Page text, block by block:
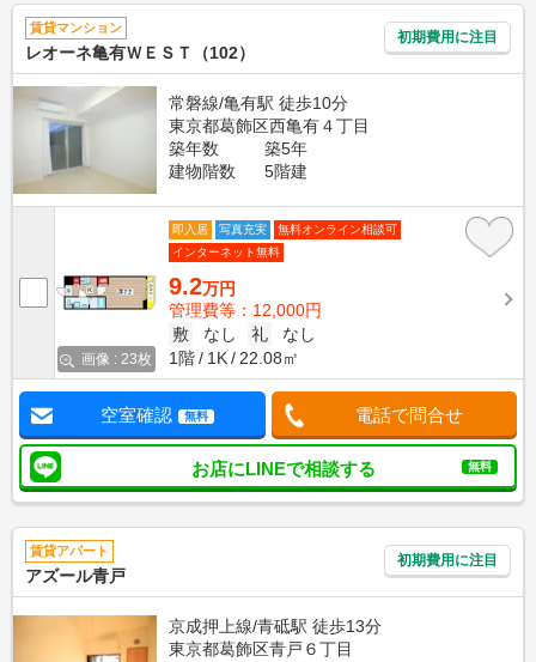
賃貸マンション
レオーネ亀有ＷＥＳＴ（102）
初期費用に注目
常磐線/亀有駅 徒歩10分
東京都葛飾区西亀有４丁目
築年数
築5年
建物階数
5階建
画像 : 23枚
即入居 写真充実
無料オンライン相談可
インターネット無料
9.2万円
管理費等：12,000円
敷
なし 礼
なし
1階
1K 22.08㎡
空室確認 無料 電話で問合せ
お店にLINEで相談する 無料
賃貸アパート
アズール青戸
初期費用に注目
京成押上線/青砥駅 徒歩13分
東京都葛飾区青戸６丁目